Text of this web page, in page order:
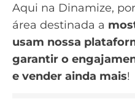
Aqui na Dinamize,
área destinada a
usam nossa
garantir o
e vender ainda mais!